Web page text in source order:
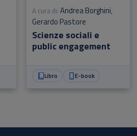
Scienze sociali e
public engagement
A cura di: Andrea Borghini,
Gerardo Pastore
Libro E-book